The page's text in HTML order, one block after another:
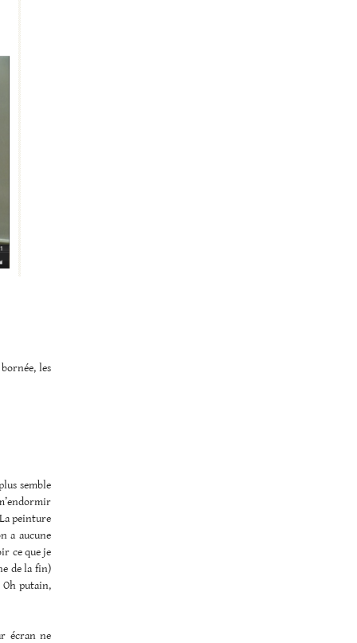
les
semble
peinture
a aucune
ce que je
de la fin)
putain,
écran ne